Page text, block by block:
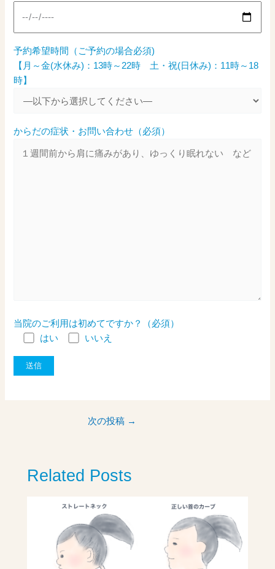
予約希望時間（ご予約の場合必須)
【月～金(水休み)：13時～22時 土・祝(日休み)：11時～18
時】
からだの症状・お問い合わせ（必須）
当院のご利用は初めてですか？（必須）
はい
いいえ
次の投稿 →
Related Posts